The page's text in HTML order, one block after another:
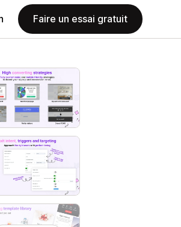
Faire un essai gratuit